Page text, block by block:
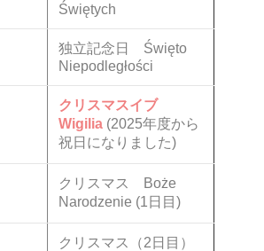
Świętych
独立記念日 Święto
Niepodległości
クリスマスイブ
Wigilia (2025年度から
祝日になりました)
クリスマス Boże
Narodzenie (1日目)
クリスマス（2日目）